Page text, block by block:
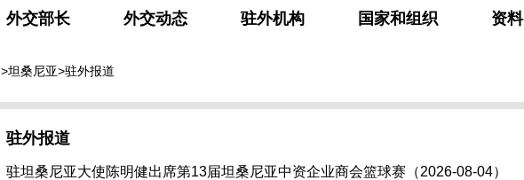
外交部长 外交动态 驻外机构 国家和组织 资料
>坦桑尼亚>驻外报道
驻外报道
驻坦桑尼亚大使陈明健出席第13届坦桑尼亚中资企业商会篮球赛（2026-08-04）